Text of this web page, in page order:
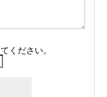
ください。